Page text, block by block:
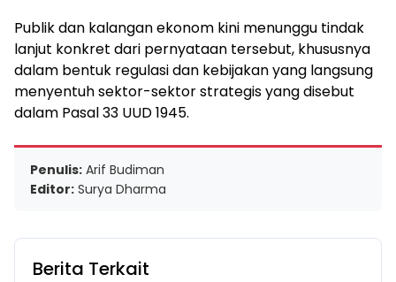
Publik dan kalangan ekonom kini menunggu tindak
lanjut konkret dari pernyataan tersebut, khususnya
dalam bentuk regulasi dan kebijakan yang langsung
menyentuh sektor-sektor strategis yang disebut
dalam Pasal 33 UUD 1945.
Penulis: Arif Budiman
Editor: Surya Dharma
Berita Terkait